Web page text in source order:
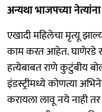
अन्यथा भाजपच्या
एखादी महिलेचा मृत्यू
काम करत आहेत. घाणेरडे
हत्येबाबत राणे कुटुंबीय
इंडस्ट्रीमध्ये कोणत्या
करायला लावू नये नाही